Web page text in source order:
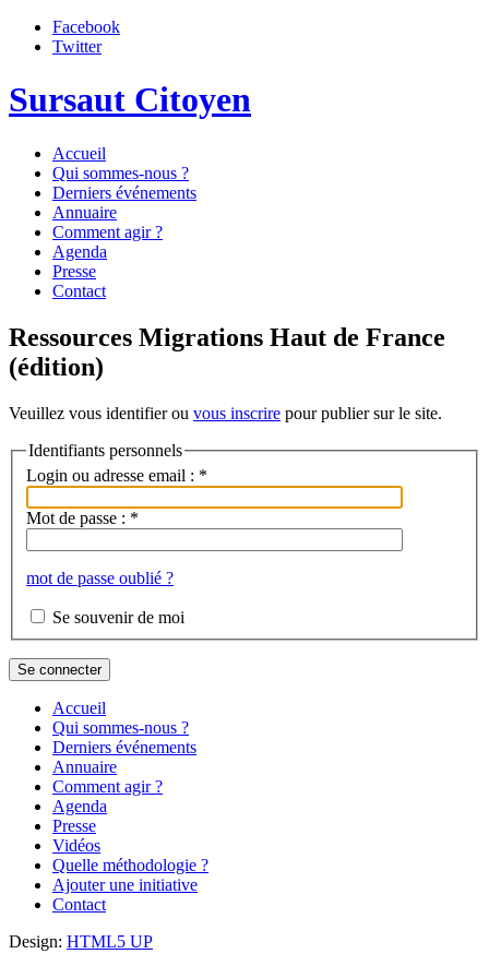
Facebook
Twitter
Sursaut Citoyen
Accueil
Qui sommes-nous ?
Derniers événements
Annuaire
Comment agir ?
Agenda
Presse
Contact
Ressources Migrations Haut de France
(édition)
Veuillez vous identifier ou vous inscrire pour publier sur le site.
Identifiants personnels
Login ou adresse email : *
Mot de passe : *
mot de passe oublié ?
Se souvenir de moi
Accueil
Qui sommes-nous ?
Derniers événements
Annuaire
Comment agir ?
Agenda
Presse
Vidéos
Quelle méthodologie ?
Ajouter une initiative
Contact
Design: HTML5 UP